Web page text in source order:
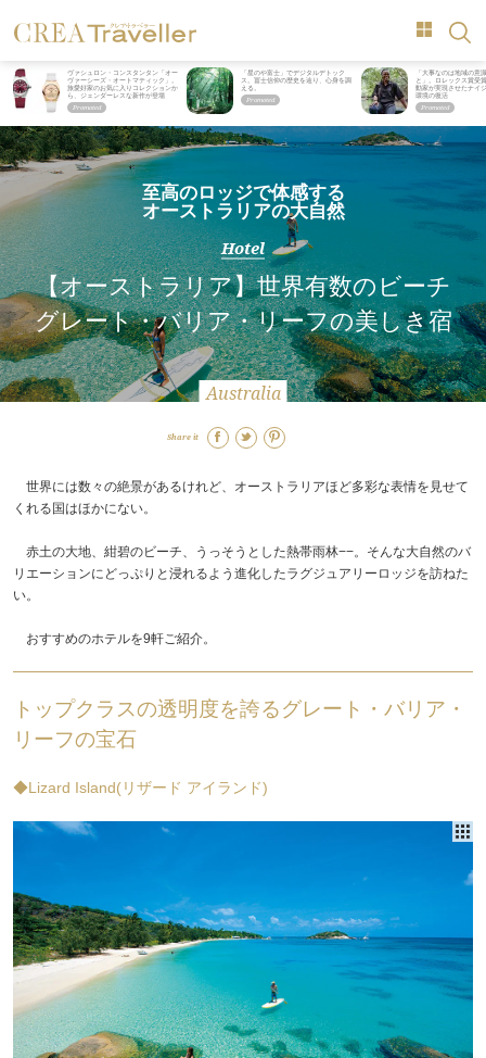
ヴァシュロン・コンスタンタン「オー
ヴァーシーズ・オートマティック」。
旅愛好家のお気に入りコレクションか
ら、ジェンダーレスな新作が登場
「星のや富士」でデジタルデトック
ス。冨士信仰の歴史を辿り、心身を調
える。
「大事なのは地域の意
と」。ロレックス賞受
動家が実現させたナイ
環境の復活
至高のロッジで体感する
オーストラリアの大自然
Hotel
【オーストラリア】世界有数のビーチ
グレート・バリア・リーフの美しき宿
Australia
Share it
世界には数々の絶景があるけれど、オーストラリアほど多彩な表情を見せて
くれる国はほかにない。
赤土の大地、紺碧のビーチ、うっそうとした熱帯雨林−−。そんな大自然のバ
リエーションにどっぷりと浸れるよう進化したラグジュアリーロッジを訪ねた
い。
おすすめのホテルを9軒ご紹介。
トップクラスの透明度を誇るグレート・バリア・
リーフの宝石
◆Lizard Island(リザード アイランド)